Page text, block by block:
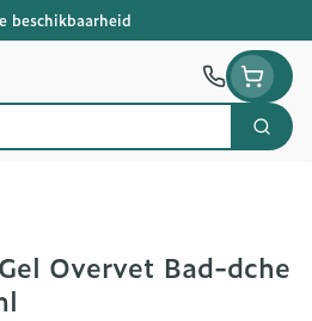
beschikbaarheid
Zoek
Overvet Bad-dche